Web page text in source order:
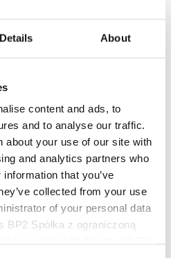
Details About
content and ads, to
and to analyse our traffic.
about your use of our site with
and analytics partners who
that you’ve
collected from your use
of your personal data
BP2 Spółka z ograniczoną